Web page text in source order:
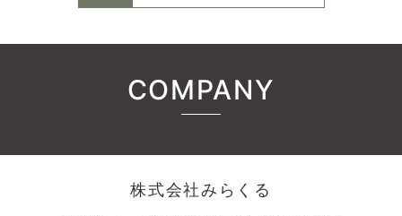
COMPANY
株式会社みらくる